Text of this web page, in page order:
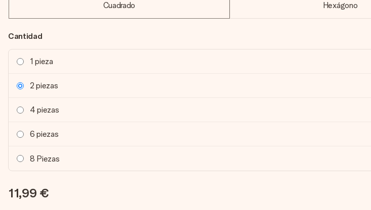
Cuadrado Hexágono
Cantidad
1 pieza
2 piezas
4 piezas
6 piezas
8 Piezas
11,99 €